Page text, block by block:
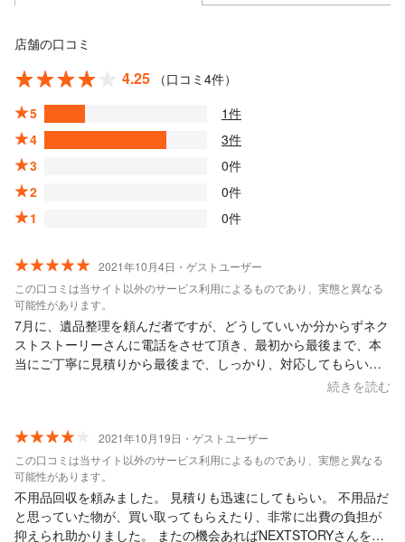
店舗の口コミ
4.25
（口コミ4件）
5
1件
4
3件
3
0件
2
0件
1
0件
2021年10月4日・ゲストユーザー
この口コミは当サイト以外のサービス利用によるものであり、実態と異なる
可能性があります。
7月に、遺品整理を頼んだ者ですが、どうしていいか分からずネク
ストストーリーさんに電話をさせて頂き、最初から最後まで、本
当にご丁寧に見積りから最後まで、しっかり、対応してもらい、
こちらのﾜｶﾞﾏﾏな意見を聞いてもらい、大変たすかりました。 作
たいと思います。 ありがとうございました。
続きを読む
2021年10月19日・ゲストユーザー
この口コミは当サイト以外のサービス利用によるものであり、実態と異なる
可能性があります。
不用品回収を頼みました。 見積りも迅速にしてもらい。 不用品だ
と思っていた物が、買い取ってもらえたり、非常に出費の負担が
抑えられ助かりました。 またの機会あればNEXTSTORYさんを使